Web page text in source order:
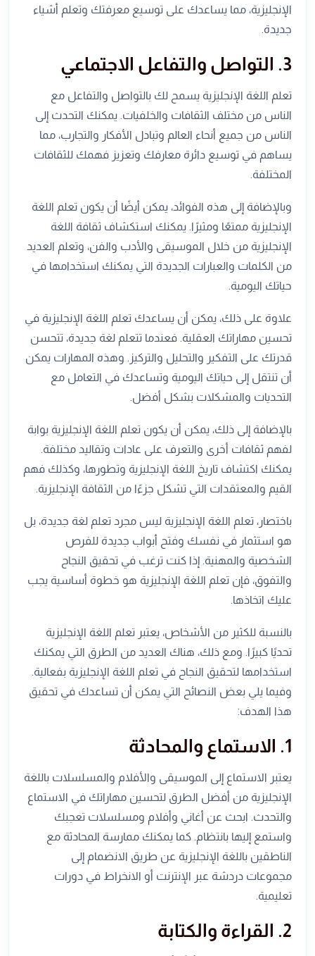
الإنجليزية، مما يساعدك على توسيع معرفتك وتعلم أشياء
جديدة.
3. التواصل والتفاعل الاجتماعي
تعلم اللغة الإنجليزية يسمح لك بالتواصل والتفاعل مع
الناس من مختلف الثقافات والخلفيات. يمكنك التحدث إلى
الناس من جميع أنحاء العالم وتبادل الأفكار والتجارب، مما
يساهم في توسيع دائرة معارفك وتعزيز فهمك للثقافات
المختلفة.
وبالإضافة إلى هذه الفوائد، يمكن أيضًا أن يكون تعلم اللغة
الإنجليزية ممتعًا ومثيرًا. يمكنك استكشاف ثقافة اللغة
الإنجليزية من خلال الموسيقى والأدب والفن، وتعلم العديد
من الكلمات والعبارات الجديدة التي يمكنك استخدامها في
حياتك اليومية.
علاوة على ذلك، يمكن أن يساعدك تعلم اللغة الإنجليزية في
تحسين مهاراتك العقلية. فعندما تتعلم لغة جديدة، تتحسن
قدرتك على التفكير والتحليل والتركيز. وهذه المهارات يمكن
أن تنتقل إلى حياتك اليومية وتساعدك في التعامل مع
التحديات والمشكلات بشكل أفضل.
بالإضافة إلى ذلك، يمكن أن يكون تعلم اللغة الإنجليزية بوابة
لفهم ثقافات أخرى والتعرف على عادات وتقاليد مختلفة.
يمكنك اكتشاف تاريخ اللغة الإنجليزية وتطورها، وكذلك فهم
القيم والمعتقدات التي تشكل جزءًا من الثقافة الإنجليزية.
باختصار، تعلم اللغة الإنجليزية ليس مجرد تعلم لغة جديدة، بل
هو استثمار في نفسك وفتح أبواب جديدة للفرص
الشخصية والمهنية. إذا كنت ترغب في تحقيق النجاح
والتفوق، فإن تعلم اللغة الإنجليزية هو خطوة أساسية يجب
عليك اتخاذها.
بالنسبة للكثير من الأشخاص، يعتبر تعلم اللغة الإنجليزية
تحديًا كبيرًا. ومع ذلك، هناك العديد من الطرق التي يمكنك
استخدامها لتحقيق النجاح في تعلم اللغة الإنجليزية بفعالية.
وفيما يلي بعض النصائح التي يمكن أن تساعدك في تحقيق
هذا الهدف:
1. الاستماع والمحادثة
يعتبر الاستماع إلى الموسيقى والأفلام والمسلسلات باللغة
الإنجليزية من أفضل الطرق لتحسين مهاراتك في الاستماع
والتحدث. ابحث عن أغاني وأفلام ومسلسلات تعجبك
واستمع إليها بانتظام. كما يمكنك ممارسة المحادثة مع
الناطقين باللغة الإنجليزية عن طريق الانضمام إلى
مجموعات دردشة عبر الإنترنت أو الانخراط في دورات
تعليمية.
2. القراءة والكتابة